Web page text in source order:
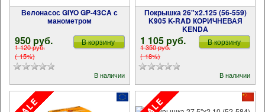
Велонасос GIYO GP-43CA с
манометром
950 pуб.
1 120 pуб.
(-15%)
В корзину
В наличии
Покрышка 26"х2.125 (56-559)
K905 K-RAD КОРИЧНЕВАЯ
KENDA
1 105 pуб.
1 350 pуб.
(-18%)
В корзину
В наличии